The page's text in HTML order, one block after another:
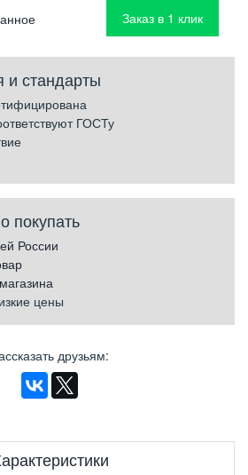
Заказ в 1 клик
и стандарты
ГОСТу
покупать
России
цены
друзьям: